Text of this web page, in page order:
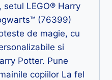
LEGO® Harry
(76399)
de magie, cu
si
Potter. Pune
copiilor La fel